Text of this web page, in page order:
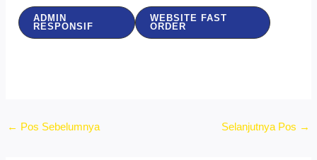
ADMIN
RESPONSIF
WEBSITE FAST
ORDER
← Pos Sebelumnya Selanjutnya Pos →